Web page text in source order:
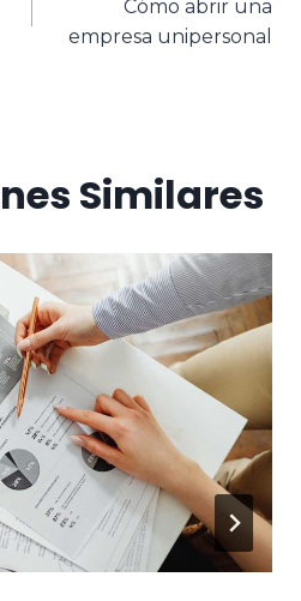
Cómo abrir una
empresa unipersonal
Similares